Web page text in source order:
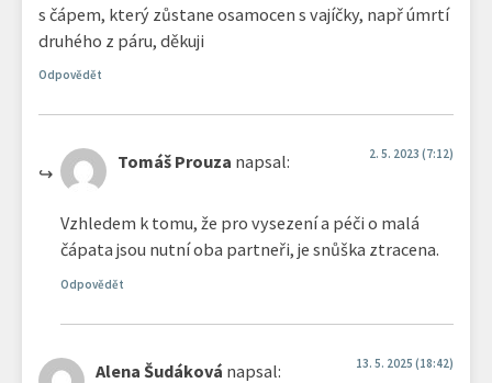
s čápem, který zůstane osamocen s vajíčky, např úmrtí
druhého z páru, děkuji
Odpovědět
Tomáš Prouza napsal: 2. 5. 2023 (7:12)
Vzhledem k tomu, že pro vysezení a péči o malá
čápata jsou nutní oba partneři, je snůška ztracena.
Odpovědět
Alena Šudáková napsal: 13. 5. 2025 (18:42)